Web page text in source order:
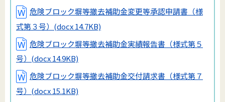
危険ブロック塀等撤去補助金変更等承認申請書（様
式第３号） (docx 14.7KB)
危険ブロック塀等撤去補助金実績報告書（様式第５
号） (docx 14.9KB)
危険ブロック塀等撤去補助金交付請求書（様式第７
号） (docx 15.1KB)